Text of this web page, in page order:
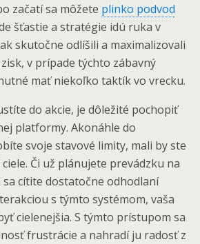
začatí sa môžete plinko podvod
šťastie a stratégie idú ruka v
skutočne odlíšili a maximalizovali
v prípade týchto zábavný
mať niekoľko taktík vo vrecku.
do akcie, je dôležité pochopiť
platformy. Akonáhle do
svoje stavové limity, mali by ste
Či už plánujete prevádzku na
cítite dostatočne odhodlaní
s týmto systémom, vaša
cielenejšia. S týmto prístupom sa
frustrácie a nahradí ju radosť z